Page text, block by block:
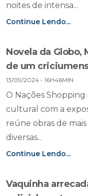
noites de intensa...
Continue Lendo...
Novela da Globo,
de um
13/09/2024 - 16H46MIN
O Nações
cultural com a
reúne obras de
diversas...
Continue Lendo...
Vaquinha